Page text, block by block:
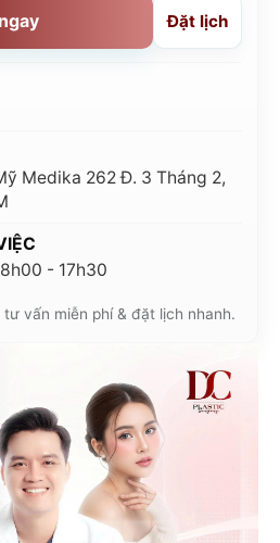
Đặt lịch
Medika 262 Đ. 3 Tháng 2,
- 17h30
vấn miễn phí & đặt lịch nhanh.